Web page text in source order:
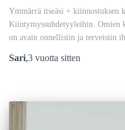
Ymmärrä itseäsi + kiinnostuksen
Kiintymyssuhdetyyleihin. Omien
on avain onnellisiin ja terveisiin
Sari,3 vuotta sitten